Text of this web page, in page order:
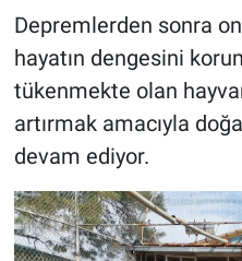
Depremlerden sonra
hayatın dengesini
tükenmekte olan
artırmak amacıyla
devam ediyor.
BİLİM VE TEKNOLOJİ
Bölge